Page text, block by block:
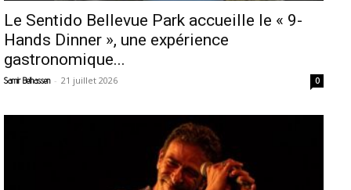
Le Sentido Bellevue Park accueille le « 9-
Hands Dinner », une expérience
gastronomique...
Samir Belhassen - 21 juillet 2026 0